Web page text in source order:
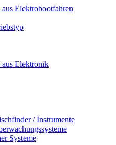
Elektrobootfahren
aus Elektronik
/ Instrumente
Systeme